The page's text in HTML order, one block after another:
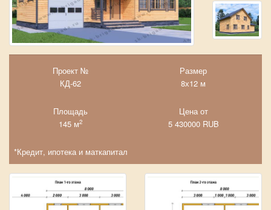
Проект №
КД-62
Размер
8х12 м
Площадь
145 м2
Цена от
5 430000 RUB
*Кредит, ипотека и маткапитал